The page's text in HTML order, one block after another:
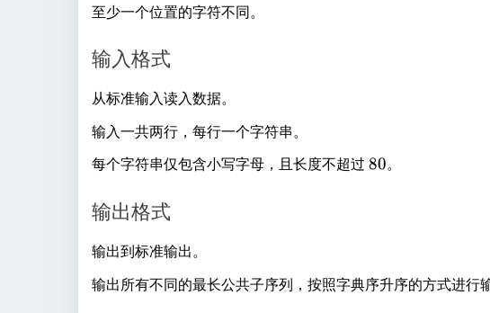
至少一个位置的字符不同。
输入格式
从标准输入读入数据。
输入一共两行，每行一个字符串。
每个字符串仅包含小写字母，且长度不超过 8
80。
输出格式
输出到标准输出。
输出所有不同的最长公共子序列，按照字典序升序的方式进行输